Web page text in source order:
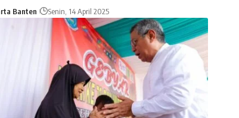
Banten Senin, 14 April 2025